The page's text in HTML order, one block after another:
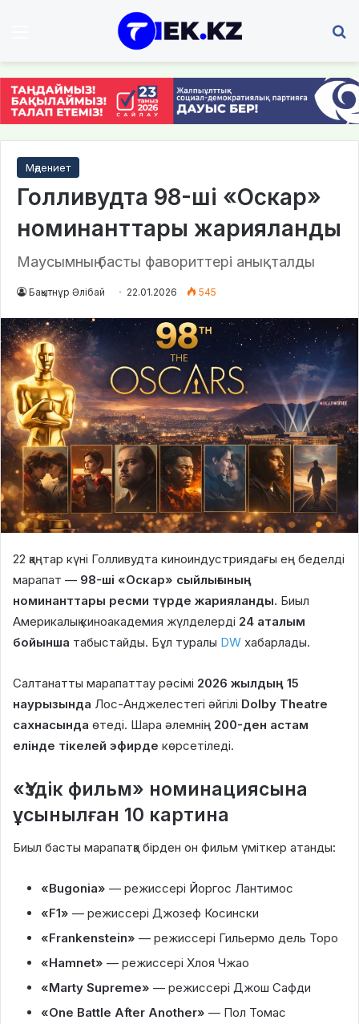
Мәдениет
Голливудта 98-ші «Оскар»
номинанттары жарияланды
Маусымның басты фавориттері анықталды
Бақытнұр Әлібай 22.01.2026 545
22 қаңтар күні Голливудта киноиндустриядағы ең беделді
марапат — 98-ші «Оскар» сыйлығының
номинанттары ресми түрде жарияланды. Биыл
Америкалық киноакадемия жүлделерді 24 аталым
бойынша табыстайды. Бұл туралы DW хабарлады.
Салтанатты марапаттау рәсімі 2026 жылдың 15
наурызында Лос-Анджелестегі әйгілі Dolby Theatre
сахнасында өтеді. Шара әлемнің 200-ден астам
елінде тікелей эфирде көрсетіледі.
«Үздік фильм» номинациясына
ұсынылған 10 картина
Биыл басты марапатқа бірден он фильм үміткер атанды:
«Bugonia» — режиссері Йоргос Лантимос
«F1» — режиссері Джозеф Косински
«Frankenstein» — режиссері Гильермо дель Торо
«Hamnet» — режиссері Хлоя Чжао
«Marty Supreme» — режиссері Джош Сафди
«One Battle After Another» — Пол Томас